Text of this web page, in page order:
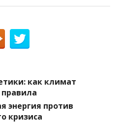
как климат
энергия против
кризиса